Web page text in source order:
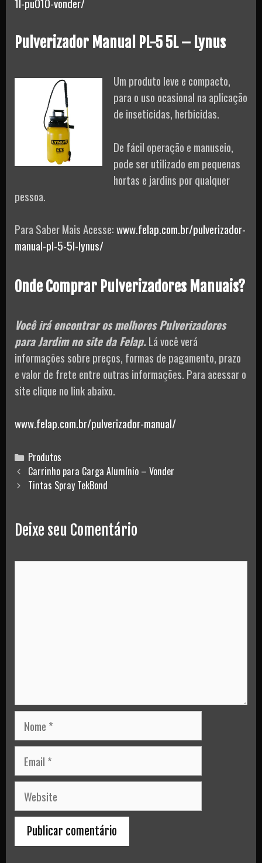
Pulverizador Manual PL-5 5L – Lynus
Um produto leve e compacto,
para o uso ocasional na aplicação
de inseticidas, herbicidas.
De fácil operação e manuseio,
pode ser utilizado em pequenas
hortas e jardins por qualquer
pessoa.
Para Saber Mais Acesse:www.felap.com.br/pulverizador-
manual-pl-5-5l-lynus/
Onde Comprar Pulverizadores Manuais?
Você irá encontrar os melhores Pulverizadores
para Jardim no site da Felap.Lá você verá
informações sobre preços, formas de pagamento, prazo
e valor de frete entre outras informações. Para acessar o
site clique no link abaixo.
www.felap.com.br/pulverizador-manual/
Categories
Produtos
Post
navigation
Carrinho para Carga Alumínio – Vonder
Tintas Spray TekBond
Deixe seu Comentário
Nome
Email
Website